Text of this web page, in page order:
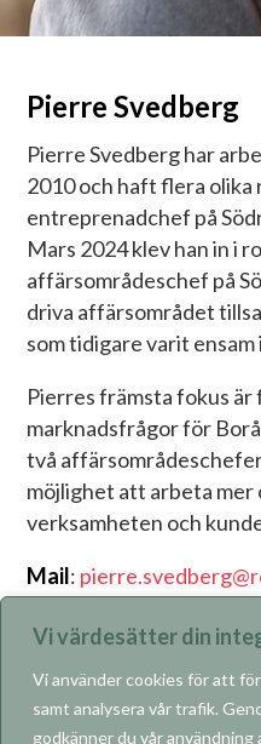
Vi värdesätter din
Vi använder cookies för att
samt analysera vår trafik.
godkänner du vår användning
Pierre Svedberg
Pierre Svedberg har
2010 och haft flera olika
entreprenadchef på
Mars 2024 klev han in i
affärsområdeschef på
driva affärsområdet
som tidigare varit ensam
Pierres främsta fokus är
marknadsfrågor för
två
möjlighet att arbeta mer
verksamheten och
Mail: